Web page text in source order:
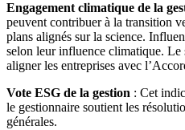
Engagement climatique de la
peuvent contribuer à la transition
plans alignés sur la science.
selon leur influence climatique. Le
aligner les entreprises avec
Vote ESG de la gestion : Cet
le gestionnaire soutient les
générales.